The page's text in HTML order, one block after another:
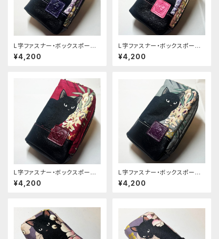
L字ファスナー・ボックスポーチ
[370-pt]
¥4,200
L字ファスナー・ボックスポーチ
[368-pt]
¥4,200
L字ファスナー・ボックスポーチ
[369-pt]
¥4,200
L字ファスナー・ボックスポーチ
[367-pt]
¥4,200